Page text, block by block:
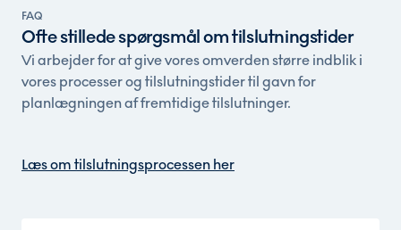
FAQ
Ofte stillede spørgsmål om tilslutningstider
Vi arbejder for at give vores omverden større indblik i
vores processer og tilslutningstider til gavn for
planlægningen af fremtidige tilslutninger.
Læs om tilslutningsprocessen her